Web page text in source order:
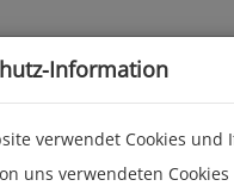
Information
verwendet Cookies
uns verwendeten